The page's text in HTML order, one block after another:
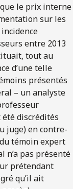
que le prix interne
sur les
entre 2013
tout au
d’une telle
présentés
– un analyste
été discrédités
juge) en contre-
témoin expert
n’a pas présenté
prétendant
qu’il ait